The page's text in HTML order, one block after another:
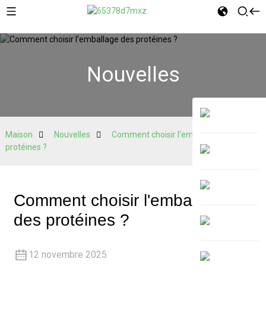
Nouvelles
Maison Nouvelles
Comment choisir l'emballage des
protéines ?
Comment choisir l'emballage
des protéines ?
12 novembre 2025